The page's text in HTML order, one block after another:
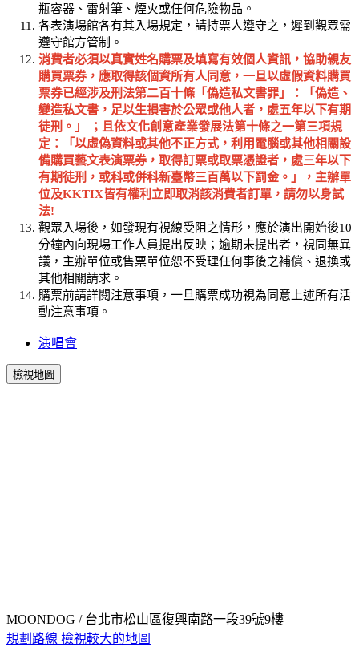
瓶容器、雷射筆、煙火或任何危險物品。
各表演場館各有其入場規定，請持票人遵守之，遲到觀眾需
遵守館方管制。
消費者必須以真實姓名購票及填寫有效個人資訊，協助親友
購買票券，應取得該個資所有人同意，一旦以虛假資料購買
票券已經涉及刑法第二百十條「偽造私文書罪」：「偽造、
變造私文書，足以生損害於公眾或他人者，處五年以下有期
徒刑。」 ；且依文化創意產業發展法第十條之一第三項規
定：「以虛偽資料或其他不正方式，利用電腦或其他相關設
備購買藝文表演票券，取得訂票或取票憑證者，處三年以下
有期徒刑，或科或併科新臺幣三百萬以下罰金。」，主辦單
位及KKTIX皆有權利立即取消該消費者訂單，請勿以身試
法!
觀眾入場後，如發現有視線受阻之情形，應於演出開始後10
分鐘內向現場工作人員提出反映；逾期未提出者，視同無異
議，主辦單位或售票單位恕不受理任何事後之補償、退換或
其他相關請求。
購票前請詳閱注意事項，一旦購票成功視為同意上述所有活
動注意事項。
演唱會
檢視地圖
MOONDOG / 台北市松山區復興南路一段39號9樓
規劃路線 檢視較大的地圖